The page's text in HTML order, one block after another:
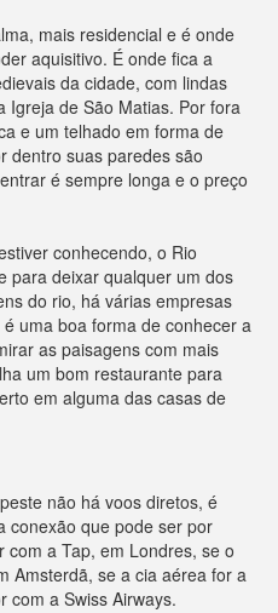
mais residencial e é onde
aquisitivo. É onde fica a
da cidade, com lindas
Igreja de São Matias. Por fora
e um telhado em forma de
dentro suas paredes são
é sempre longa e o preço
conhecendo, o Rio
para deixar qualquer um dos
do rio, há várias empresas
uma boa forma de conhecer a
as paisagens com mais
um bom restaurante para
em alguma das casas de
não há voos diretos, é
conexão que pode ser por
a Tap, em Londres, se o
Amsterdã, se a cia aérea for a
com a Swiss Airways.